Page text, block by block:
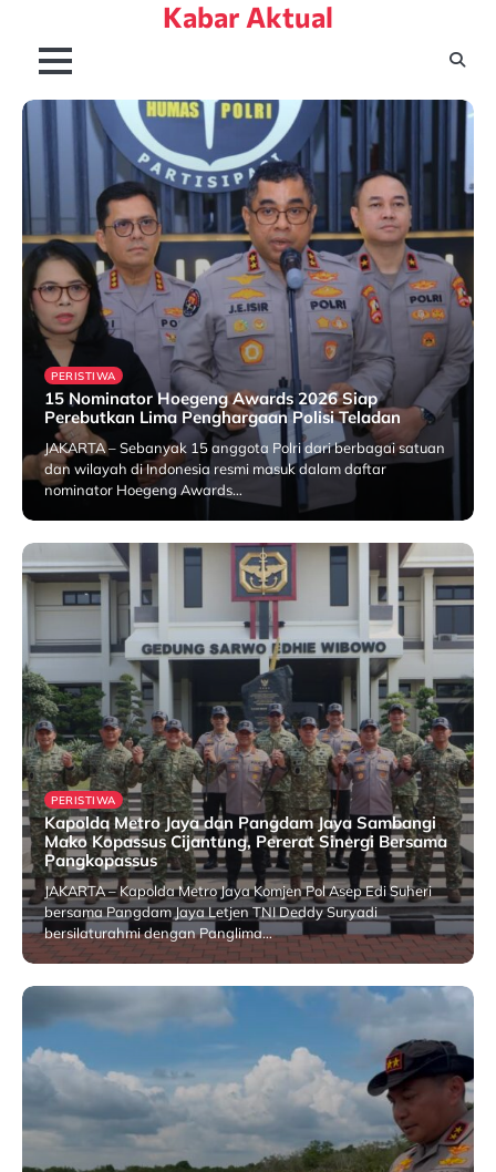
content
Kabar Aktual
PERISTIWA
15 Nominator Hoegeng Awards 2026 Siap
Perebutkan Lima Penghargaan Polisi Teladan
JAKARTA – Sebanyak 15 anggota Polri dari berbagai satuan
dan wilayah di Indonesia resmi masuk dalam daftar
nominator Hoegeng Awards…
1 August 2026
PERISTIWA
Kapolda Metro Jaya dan Pangdam Jaya Sambangi
Mako Kopassus Cijantung, Pererat Sinergi Bersama
Pangkopassus
JAKARTA – Kapolda Metro Jaya Komjen Pol Asep Edi Suheri
bersama Pangdam Jaya Letjen TNI Deddy Suryadi
bersilaturahmi dengan Panglima…
25 July 2026